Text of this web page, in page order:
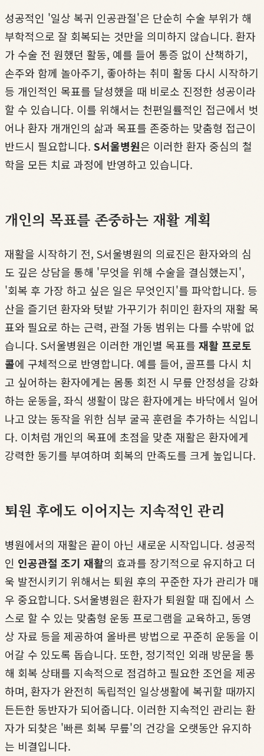
성공적인 '일상 복귀 인공관절'은 단순히 수술 부위가 해
부학적으로 잘 회복되는 것만을 의미하지 않습니다. 환자
가 수술 전 원했던 활동, 예를 들어 통증 없이 산책하기,
손주와 함께 놀아주기, 좋아하는 취미 활동 다시 시작하기
등 개인적인 목표를 달성했을 때 비로소 진정한 성공이라
할 수 있습니다. 이를 위해서는 천편일률적인 접근에서 벗
어나 환자 개개인의 삶과 목표를 존중하는 맞춤형 접근이
반드시 필요합니다. S서울병원은 이러한 환자 중심의 철
학을 모든 치료 과정에 반영하고 있습니다.
개인의 목표를 존중하는 재활 계획
재활을 시작하기 전, S서울병원의 의료진은 환자와의 심
도 깊은 상담을 통해 '무엇을 위해 수술을 결심했는지',
'회복 후 가장 하고 싶은 일은 무엇인지'를 파악합니다. 등
산을 즐기던 환자와 텃밭 가꾸기가 취미인 환자의 재활 목
표와 필요로 하는 근력, 관절 가동 범위는 다를 수밖에 없
습니다. S서울병원은 이러한 개인별 목표를 재활 프로토
콜에 구체적으로 반영합니다. 예를 들어, 골프를 다시 치
고 싶어하는 환자에게는 몸통 회전 시 무릎 안정성을 강화
하는 운동을, 좌식 생활이 많은 환자에게는 바닥에서 일어
나고 앉는 동작을 위한 심부 굴곡 훈련을 추가하는 식입니
다. 이처럼 개인의 목표에 초점을 맞춘 재활은 환자에게
강력한 동기를 부여하며 회복의 만족도를 크게 높입니다.
퇴원 후에도 이어지는 지속적인 관리
병원에서의 재활은 끝이 아닌 새로운 시작입니다. 성공적
인 인공관절 조기 재활의 효과를 장기적으로 유지하고 더
욱 발전시키기 위해서는 퇴원 후의 꾸준한 자가 관리가 매
우 중요합니다. S서울병원은 환자가 퇴원할 때 집에서 스
스로 할 수 있는 맞춤형 운동 프로그램을 교육하고, 동영
상 자료 등을 제공하여 올바른 방법으로 꾸준히 운동을 이
어갈 수 있도록 돕습니다. 또한, 정기적인 외래 방문을 통
해 회복 상태를 지속적으로 점검하고 필요한 조언을 제공
하며, 환자가 완전히 독립적인 일상생활에 복귀할 때까지
든든한 동반자가 되어줍니다. 이러한 지속적인 관리는 환
자가 되찾은 '빠른 회복 무릎'의 건강을 오랫동안 유지하
는 비결입니다.